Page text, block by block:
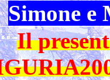
Simone e
Il